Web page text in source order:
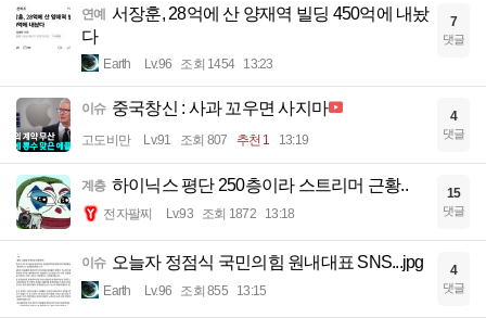
연예
서장훈, 28억에 산 양재역 빌딩 450억에 내놨
다
Earth Lv.96 조회 1454 13:23
7
댓글
이슈 중국창신 : 사과 꼬우면 사지마
고도비만 Lv.91 조회 807 추천 1 13:19
4
댓글
계층 하이닉스 평단 250층이라 스트리머 근황..
전자팔찌 Lv.93 조회 1872 13:18
15
댓글
이슈 오늘자 정점식 국민의힘 원내대표 SNS...jpg
Earth Lv.96 조회 855 13:15
4
댓글